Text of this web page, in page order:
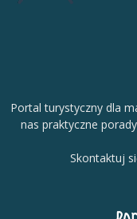
Portal turystyczny dla
nas praktyczne
Skontaktuj